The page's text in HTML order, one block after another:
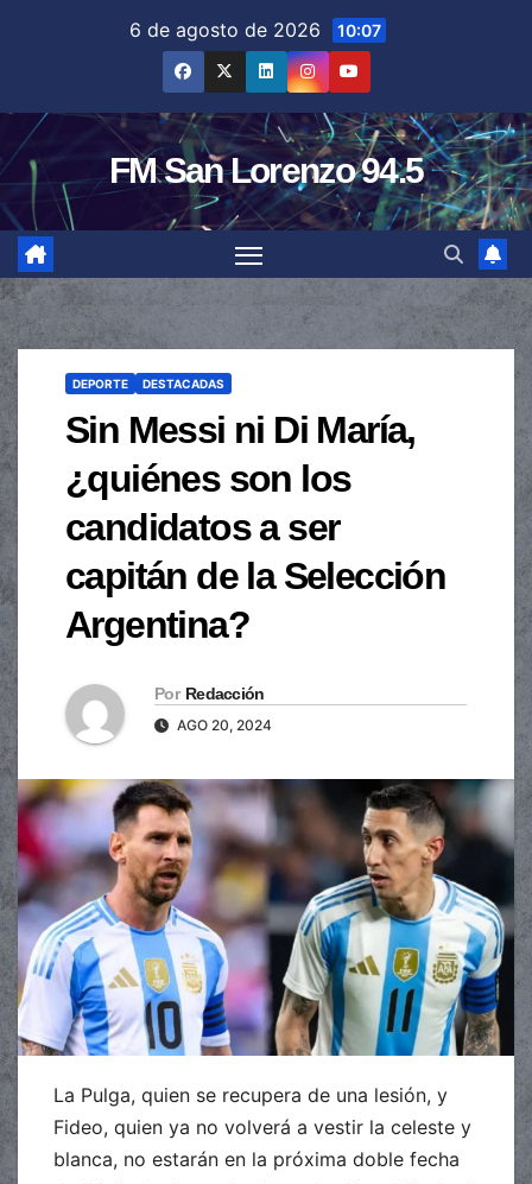
6 de agosto de 2026 10:07
FM San Lorenzo 94.5
DEPORTE DESTACADAS
Sin Messi ni Di María,
¿quiénes son los
candidatos a ser
capitán de la Selección
Argentina?
Por Redacción
AGO 20, 2024
La Pulga, quien se recupera de una lesión, y
Fideo, quien ya no volverá a vestir la celeste y
blanca, no estarán en la próxima doble fecha